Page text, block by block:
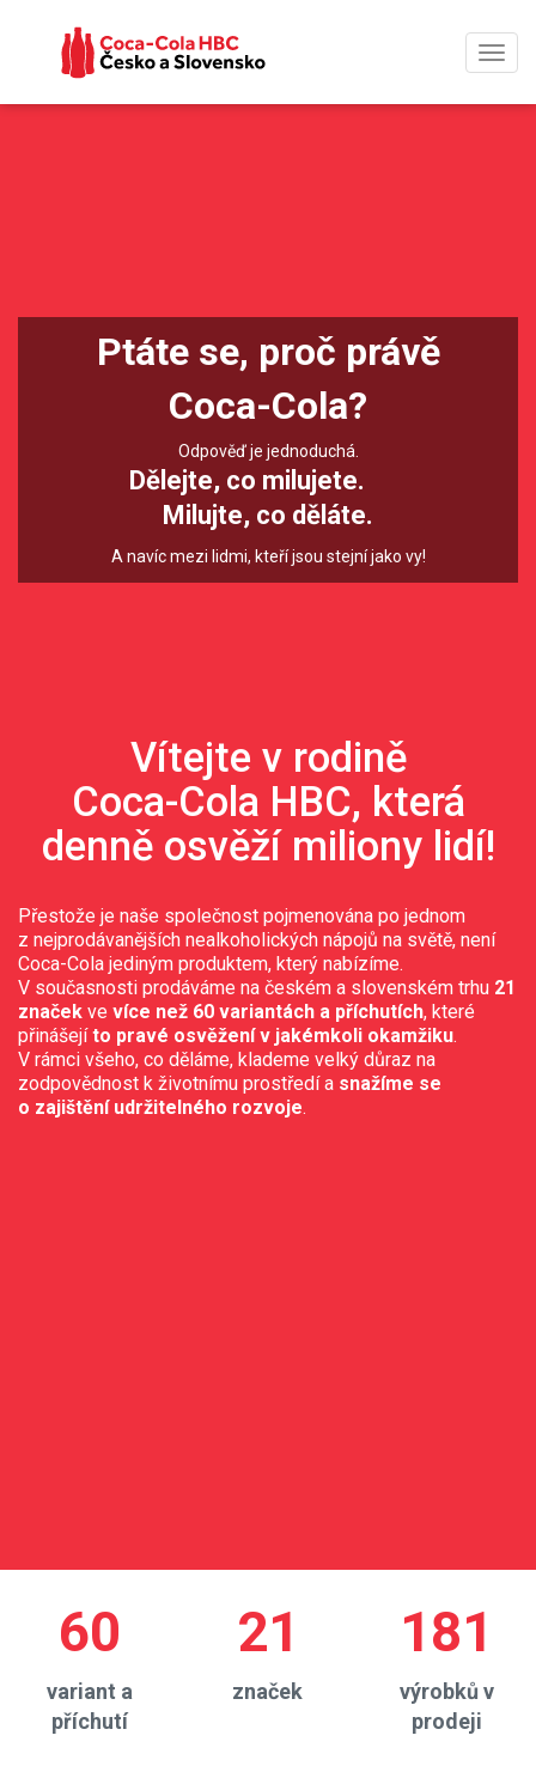
Ptáte se, proč právě
Coca-Cola?
Odpověď je jednoduchá.
Dělejte, co milujete.
Milujte, co děláte.
A navíc mezi lidmi, kteří jsou stejní jako vy!
Vítejte v rodině
Coca-Cola HBC, která
denně osvěží miliony lidí!
Přestože je naše společnost pojmenována po jednom
z nejprodávanějších nealkoholických nápojů na světě, není
Coca-Cola jediným produktem, který nabízíme.
V současnosti prodáváme na českém a slovenském trhu 21
značek ve více než 60 variantách a příchutích, které
přinášejíto pravé osvěžení v jakémkoli okamžiku.
V rámci všeho, co děláme, klademe velký důraz na
zodpovědnost k životnímu prostředí a snažíme se
o zajištění udržitelného rozvoje.
60
variant a
příchutí
21
značek
181
výrobků v
prodeji